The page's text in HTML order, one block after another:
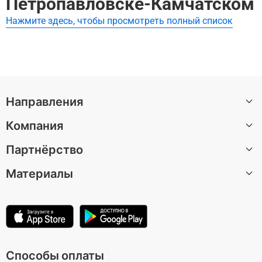
Нажмите здесь, чтобы просмотреть полный список
Направления
Санкт-Петербург
Москва
Барселона
Лондон
Все направления
Компания
О нас
Вакансии
Условия использования
Партнёрство
Стать автором экскурсии
Для музеев и достопримечательностей
Материалы
Способы оплаты